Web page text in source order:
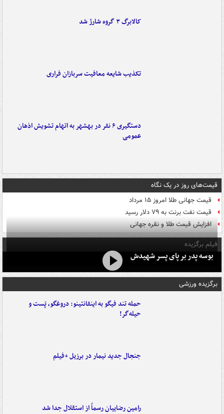
کالابرگ ۳ گروه شارژ شد
تکذیب شایعه معافیت سربازان فراری
دستگیری ۶ نفر در بهشهر به اتهام تشویش اذهان
عمومی
قیمت‌های روز در یک نگاه
قیمت جهانی طلا امروز ۱۵ مرداد
قیمت نفت برنت به ۷۹ دلار رسید
افزایش قیمت طلا و نقره جهانی
فیلم برگزیده
بوسه‌ پدر بر پای پسر شهیدش
برگزیده ورزشی
حمله تند فیگو به اینفانتینو: دروغگو، پَست‌ و
حیله‌گر!
جنجال جدید نیمار در برزیل +فیلم
رامین رضاییان رسماً از استقلال جدا شد